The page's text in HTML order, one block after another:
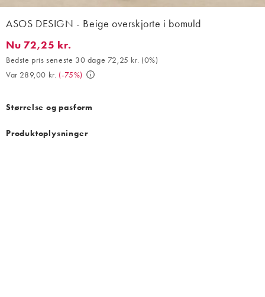
ASOS DESIGN - Beige overskjorte i bomuld
Nu 72,25 kr.. Bedste pris seneste 30 dage 72,25 kr. (0%). Var
Nu 72,25 kr.
Bedste pris seneste 30 dage 72,25 kr. (0%)
Var 289,00 kr. (-75%)
Størrelse og pasform
Produktoplysninger